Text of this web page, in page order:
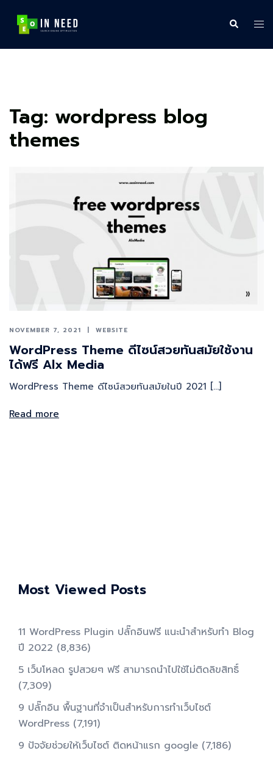
content
Search
Tag: wordpress blog
themes
NOVEMBER 7, 2021 WEBSITE
WordPress Theme ดีไซน์สวยทันสมัยใช้งาน
ได้ฟรี Alx Media
WordPress Theme ดีไซน์สวยทันสมัยในปี 2021 […]
Read more
Most Viewed Posts
11 WordPress Plugin ปลั๊กอินฟรี แนะนำสำหรับทำ Blog
ปี 2022 (8,836)
5 เว็บโหลด รูปสวยๆ ฟรี สามารถนำไปใช้ไม่ติดลิขสิทธิ์
(7,309)
9 ปลั๊กอิน พื้นฐานที่จำเป็นสำหรับการทําเว็บไซต์
WordPress (7,191)
9 ปัจจัยช่วยให้เว็บไซต์ ติดหน้าแรก google (7,186)